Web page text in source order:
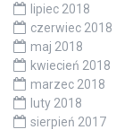
lipiec 2018
czerwiec 2018
maj 2018
kwiecień 2018
marzec 2018
luty 2018
sierpień 2017